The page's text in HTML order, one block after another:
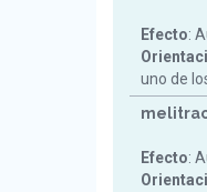
Efecto:
uno de
Efecto: